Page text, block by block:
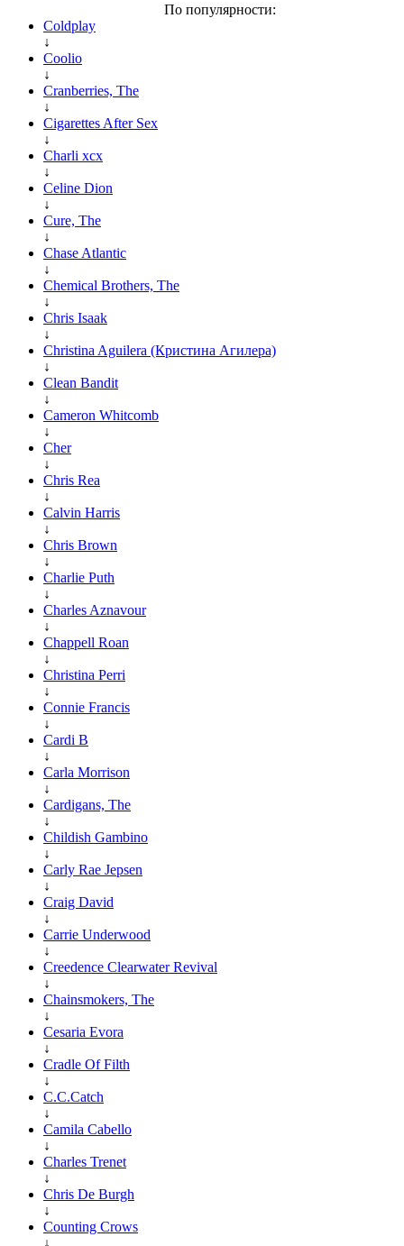
По популярности:
Coldplay
↓
Coolio
↓
Cranberries, The
↓
Cigarettes After Sex
↓
Charli xcx
↓
Celine Dion
↓
Cure, The
↓
Chase Atlantic
↓
Chemical Brothers, The
↓
Chris Isaak
↓
Christina Aguilera (Кристина Агилера)
↓
Clean Bandit
↓
Cameron Whitcomb
↓
Cher
↓
Chris Rea
↓
Calvin Harris
↓
Chris Brown
↓
Charlie Puth
↓
Charles Aznavour
↓
Chappell Roan
↓
Christina Perri
↓
Connie Francis
↓
Cardi B
↓
Carla Morrison
↓
Cardigans, The
↓
Childish Gambino
↓
Carly Rae Jepsen
↓
Craig David
↓
Carrie Underwood
↓
Creedence Clearwater Revival
↓
Chainsmokers, The
↓
Cesaria Evora
↓
Cradle Of Filth
↓
C.C.Catch
↓
Camila Cabello
↓
Charles Trenet
↓
Chris De Burgh
↓
Counting Crows
↓